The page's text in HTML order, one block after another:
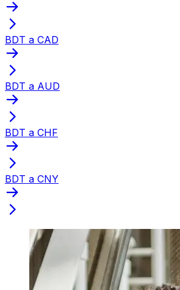
BDT a CAD
BDT a AUD
BDT a CHF
BDT a CNY